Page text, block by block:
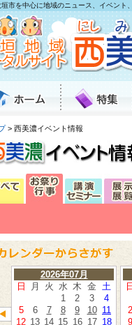
市を中心に地域のニュース、イベント
> 西美濃イベント情報
2026年07月
日
月 火 水 木 金 土
1
2 3
4
5
6 7 8 9 10 11
12 13 14 15 16 17 18
日
2
9